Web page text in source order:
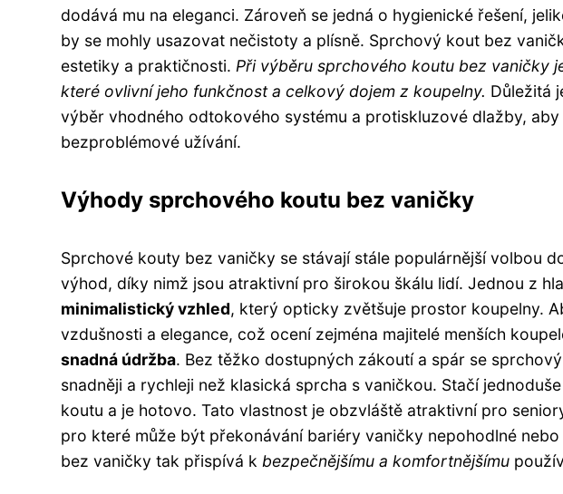
dodává mu na eleganci. Zároveň se jedná o hygienické řešení,
by se mohly usazovat nečistoty a plísně. Sprchový kout bez
estetiky a praktičnosti. Při výběru sprchového koutu bez vaničky
které ovlivní jeho funkčnost a celkový dojem z koupelny. Důležitá
výběr vhodného odtokového systému a protiskluzové dlažby,
bezproblémové užívání.
Výhody sprchového koutu bez vaničky
Sprchové kouty bez vaničky se stávají stále populárnější volbou
výhod, díky nimž jsou atraktivní pro širokou škálu lidí. Jednou z
minimalistický vzhled, který opticky zvětšuje prostor koupelny.
vzdušnosti a elegance, což ocení zejména majitelé menších
snadná údržba. Bez těžko dostupných zákoutí a spár se
snadněji a rychleji než klasická sprcha s vaničkou. Stačí
koutu a je hotovo. Tato vlastnost je obzvláště atraktivní pro
pro které může být překonávání bariéry vaničky nepohodlné
bez vaničky tak přispívá k bezpečnějšímu a komfortnějšímu